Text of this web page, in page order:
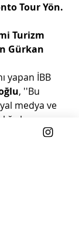
Tour Yön.
Turizm
Gürkan
yapan İBB
, ''Bu
medya ve